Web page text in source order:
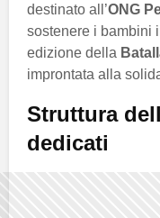
destinato all’ONG
sostenere i bambini
edizione della
improntata alla
Struttura
dedicati